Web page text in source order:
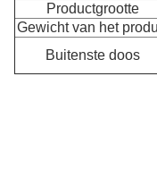
Productgrootte
Gewicht van het
Buitenste doos